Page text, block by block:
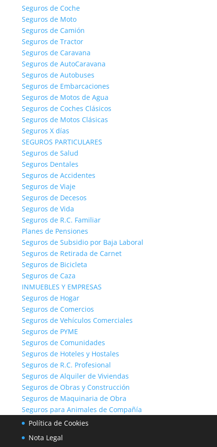
Seguros de Coche
Seguros de Moto
Seguros de Camión
Seguros de Tractor
Seguros de Caravana
Seguros de AutoCaravana
Seguros de Autobuses
Seguros de Embarcaciones
Seguros de Motos de Agua
Seguros de Coches Clásicos
Seguros de Motos Clásicas
Seguros X días
SEGUROS PARTICULARES
Seguros de Salud
Seguros Dentales
Seguros de Accidentes
Seguros de Viaje
Seguros de Decesos
Seguros de Vida
Seguros de R.C. Familiar
Planes de Pensiones
Seguros de Subsidio por Baja Laboral
Seguros de Retirada de Carnet
Seguros de Bicicleta
Seguros de Caza
INMUEBLES Y EMPRESAS
Seguros de Hogar
Seguros de Comercios
Seguros de Vehículos Comerciales
Seguros de PYME
Seguros de Comunidades
Seguros de Hoteles y Hostales
Seguros de R.C. Profesional
Seguros de Alquiler de Viviendas
Seguros de Obras y Construcción
Seguros de Maquinaria de Obra
Seguros para Animales de Compañía
917 567 108
INFORMACIÓN Y CONTRATACIÓN
Quienes Somos
El Grupo Seguros Generales es uno de los pioneros
encomparación de seguros
operativo desde 2008 con su portal principal
www.seguros-generales.es actualmente es uno de
los mayores grupos de comparación y contratación
de seguros online con más de 50 portales en
internet.
Comparadores de Seguros
Comparador de Seguros
Comparador de Seguros de Coche
Comparador de Seguros de Moto
Comparador de Seguros de Hogar
Comparador de Seguros de Salud
Comparador de Seguros de Vida
Comparador de Seguros de Decesos
Contacto / Notas Legales
Telf. de Contacto 902 733 299
CONTACTO
Política de Cookies
Nota Legal